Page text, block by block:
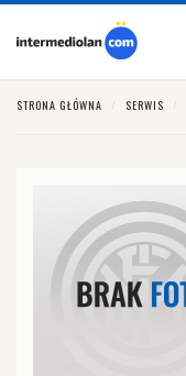
STRONA GŁÓWNA SERWIS